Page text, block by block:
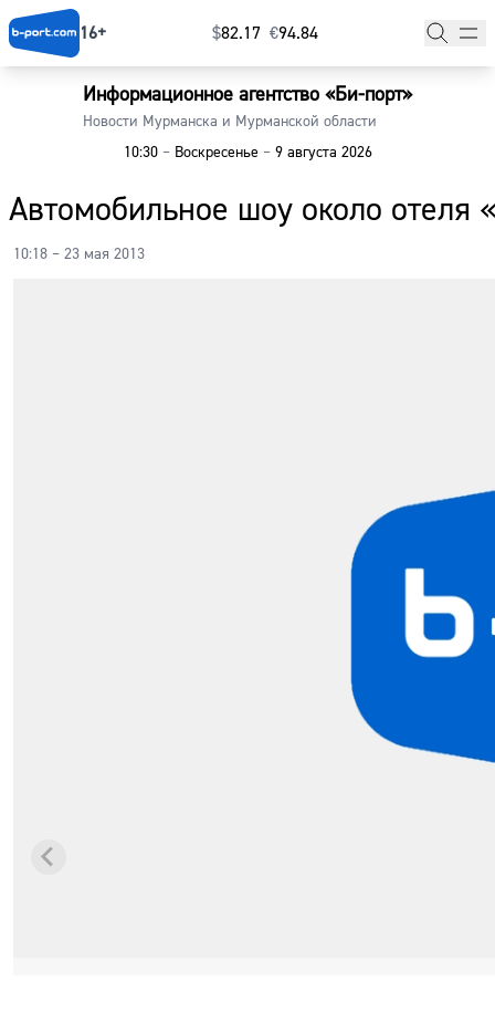
16+ $⁠82.17 €⁠94.84
Информационное агентство «Би-порт»
Новости Мурманска и Мурманской области
10:30 –Воскресенье –9 августа 2026
Автомобильное шоу около
10:18 – 23 мая 2013
Главная
Наши гости